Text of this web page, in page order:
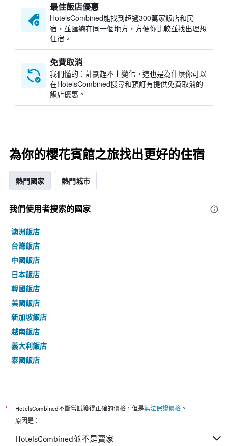
最佳飯店優惠
HotelsCombined​能找到超過300萬家飯店和民
宿，並匯總在同一個地方，方便你比較並找出理想
住宿。
免費取消
我們懂的：計劃趕不上變化。這也是為什麼你可以
在HotelsCombined搜尋和預訂有提供免費取消的
飯店優惠。
為你的櫻花賓館之旅找出更好的住宿
熱門國家 熱門城市
我們使用者搜索的國家
澳洲飯店
台灣飯店
中國飯店
日本飯店
韓國飯店
美國飯店
新加坡飯店
越南飯店
義大利飯店
泰國飯店
* HotelsCombined不斷嘗試獲得正確的價格，但是無法保證價格 。
原因是：
HotelsCombined並不是賣家